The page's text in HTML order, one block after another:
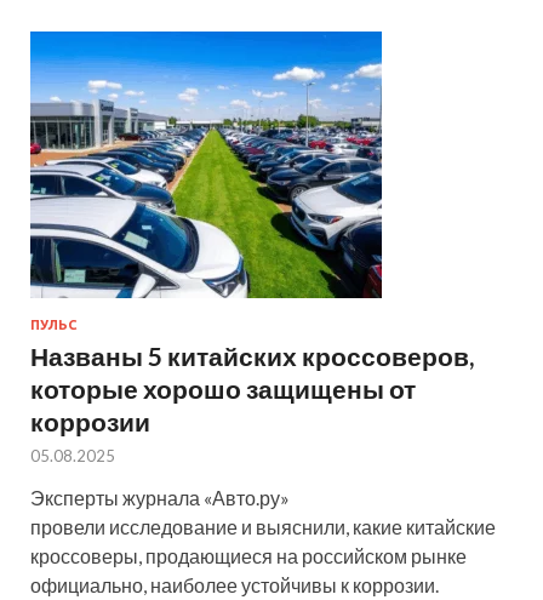
ПУЛЬС
Названы 5 китайских кроссоверов,
которые хорошо защищены от
коррозии
05.08.2025
Эксперты журнала «Авто.ру»
провели исследование и выяснили, какие китайские
кроссоверы, продающиеся на российском рынке
официально, наиболее устойчивы к коррозии.